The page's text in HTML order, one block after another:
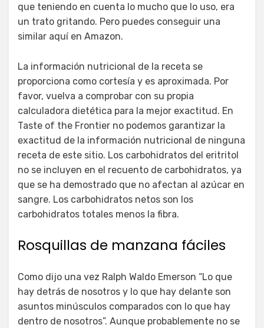
que teniendo en cuenta lo mucho que lo uso, era
un trato gritando. Pero puedes conseguir una
similar aquí en Amazon.
La información nutricional de la receta se
proporciona como cortesía y es aproximada. Por
favor, vuelva a comprobar con su propia
calculadora dietética para la mejor exactitud. En
Taste of the Frontier no podemos garantizar la
exactitud de la información nutricional de ninguna
receta de este sitio. Los carbohidratos del eritritol
no se incluyen en el recuento de carbohidratos, ya
que se ha demostrado que no afectan al azúcar en
sangre. Los carbohidratos netos son los
carbohidratos totales menos la fibra.
Rosquillas de manzana fáciles
Como dijo una vez Ralph Waldo Emerson “Lo que
hay detrás de nosotros y lo que hay delante son
asuntos minúsculos comparados con lo que hay
dentro de nosotros”. Aunque probablemente no se